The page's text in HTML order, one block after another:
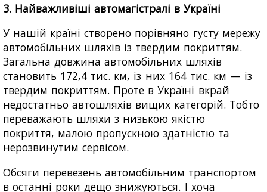
3. Найважливіші автомагістралі в Україні
У нашій країні створено порівняно густу мережу
автомобільних шляхів із твердим покриттям.
Загальна довжина автомобільних шляхів
становить 172,4 тис. км, із них 164 тис. км — із
твердим покриттям. Проте в Україні вкрай
недостатньо автошляхів вищих категорій. Тобто
переважають шляхи з низькою якістю
покриття, малою пропускною здатністю та
нерозвинутим сервісом.
Обсяги перевезень автомобільним транспортом
в останні роки дещо знижуються. І хоча